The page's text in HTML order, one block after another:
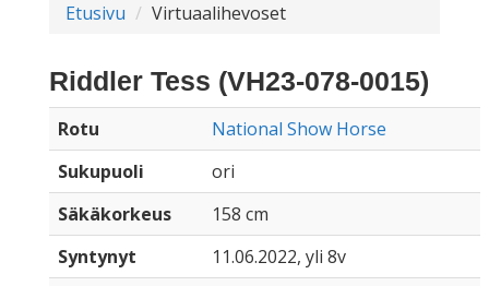
Etusivu Virtuaalihevoset
Riddler Tess (VH23-078-0015)
Rotu
National Show Horse
Sukupuoli
ori
Säkäkorkeus
158 cm
Syntynyt
11.06.2022, yli 8v